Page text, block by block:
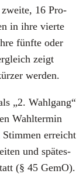
zwei­te, 16 Pro­
in ihre vier­te
fünf­te oder
zeigt
wer­den.
„2. Wahl­gang“
Wahl­ter­min
erreicht
und spä­tes­
(§ 45 GemO).